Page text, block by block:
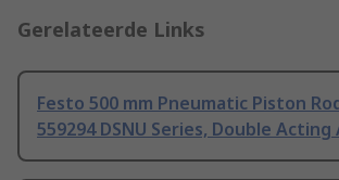
Gerelateerde Links
Festo 500 mm Pneumatic Piston
559294 DSNU Series, Double